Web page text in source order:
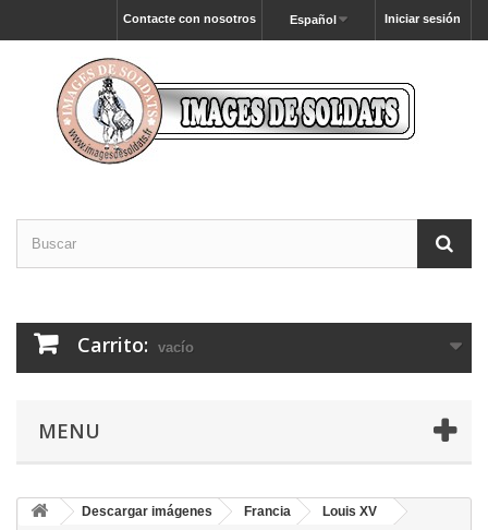
Iniciar sesión
Español
Contacte con nosotros
Carrito: vacío
MENU
Descargar imágenes Francia
Louis XV